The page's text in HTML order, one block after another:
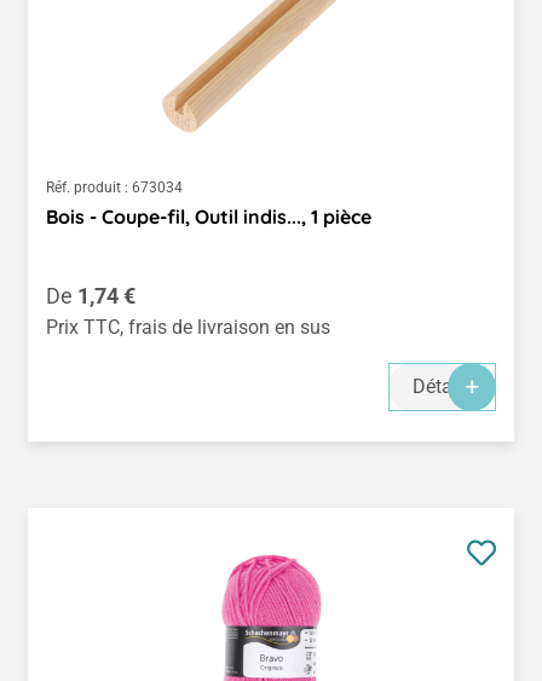
Réf. produit : 673034
Bois - Coupe-fil, Outil indis..., 1 pièce
Prix régulier :
De 1,74 €
Prix TTC, frais de livraison en sus
Détails